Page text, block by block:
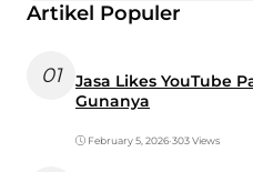
Artikel Populer
01
Jasa Likes YouTube Paling
Gunanya
February 5, 2026•303 Views